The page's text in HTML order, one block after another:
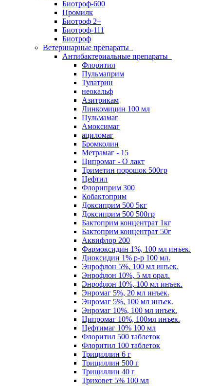
Биотроф-600
Промилк
Биотроф 2+
Биотроф-111
Биотроф
Ветеринарные препараты
Антибактериальные препараты
Флоритил
Пульмаприм
Тулатрин
неокальф
Азитрикам
Линкомицин 100 мл
Пульмамаг
Амоксимаг
ациломаг
Бромколин
Метрамаг - 15
Ципромаг - О лакт
Триметин порошок 500гр
Цефтил
Флориприм 300
Кобактоприм
Доксиприм 500 5кг
Доксиприм 500 500гр
Бактоприм концентрат 1кг
Бактоприм концентрат 50г
Аквифлор 200
Фармоксидин 1%, 100 мл инъек.
Диоксидин 1% р-р 100 мл.
Энрофлон 5%, 100 мл инъек.
Энрофлон 10%, 5 мл орал.
Энрофлон 10%, 100 мл инъек.
Энромаг 5%, 20 мл инъек.
Энромаг 5%, 100 мл инъек.
Энромаг 10%, 100 мл инъек.
Ципромаг 10%, 100мл инъек.
Цефтимаг 10% 100 мл
Флоритил 500 таблеток
Флоритил 100 таблеток
Трициллин 6 г
Трициллин 500 г
Трициллин 40 г
Триховет 5% 100 мл